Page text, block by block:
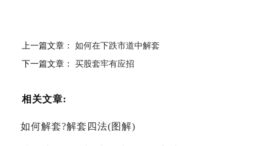
上一篇文章： 如何在下跌市道中解套
下一篇文章： 买股套牢有应招
相关文章:
如何解套?解套四法(图解)